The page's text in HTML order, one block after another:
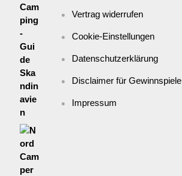
Vertrag widerrufen
Cookie-Einstellungen
Datenschutzerklärung
Disclaimer für Gewinnspiele
Impressum